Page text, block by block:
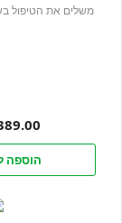
משלים את הטיפול
הוספה